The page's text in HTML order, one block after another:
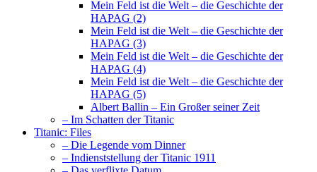
Mein Feld ist die Welt – die Geschichte der
HAPAG (2)
Mein Feld ist die Welt – die Geschichte der
HAPAG (3)
Mein Feld ist die Welt – die Geschichte der
HAPAG (4)
Mein Feld ist die Welt – die Geschichte der
HAPAG (5)
Albert Ballin – Ein Großer seiner Zeit
– Im Schatten der Titanic
Titanic: Files
– Die Legende vom Dinner
– Indienststellung der Titanic 1911